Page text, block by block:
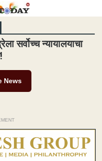
सर्वोच्च न्यायालयाचा
News